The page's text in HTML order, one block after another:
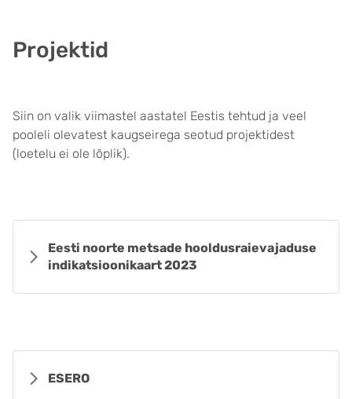
Projektid
Siin on valik viimastel aastatel Eestis tehtud ja veel
pooleli olevatest kaugseirega seotud projektidest
(loetelu ei ole lõplik).
Eesti noorte metsade hooldusraievajaduse
indikatsioonikaart 2023
ESERO